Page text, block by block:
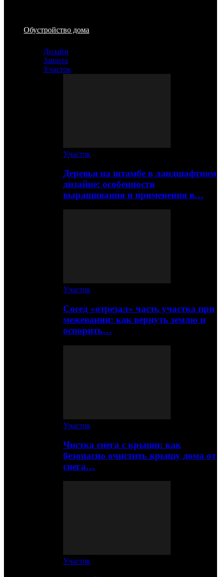
Обустройство дома
Дизайн
Защита
Участок
Участок
Деревья на штамбе в ландшафтном
дизайне: особенности
выращивания и применения в…
Участок
Сосед «отрезал» часть участка при
межевании: как вернуть землю и
оспорить…
Участок
Чистка снега с крыши: как
безопасно очистить крышу дома от
снега…
Участок